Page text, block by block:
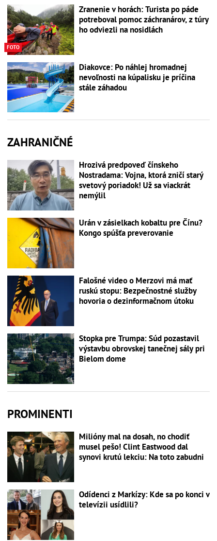
FOTO
Zranenie v horách: Turista po páde
potreboval pomoc záchranárov, z túry
ho odviezli na nosidlách
Diakovce: Po náhlej hromadnej
nevoľnosti na kúpalisku je príčina
stále záhadou
ZAHRANIČNÉ
Hrozivá predpoveď čínskeho
Nostradama: Vojna, ktorá zničí starý
svetový poriadok! Už sa viackrát
nemýlil
Urán v zásielkach kobaltu pre Čínu?
Kongo spúšťa preverovanie
Falošné video o Merzovi má mať
ruskú stopu: Bezpečnostné služby
hovoria o dezinformačnom útoku
Stopka pre Trumpa: Súd pozastavil
výstavbu obrovskej tanečnej sály pri
Bielom dome
PROMINENTI
Milióny mal na dosah, no chodiť
musel pešo! Clint Eastwood dal
synovi krutú lekciu: Na toto zabudni
Odídenci z Markízy: Kde sa po konci v
televízii usídlili?